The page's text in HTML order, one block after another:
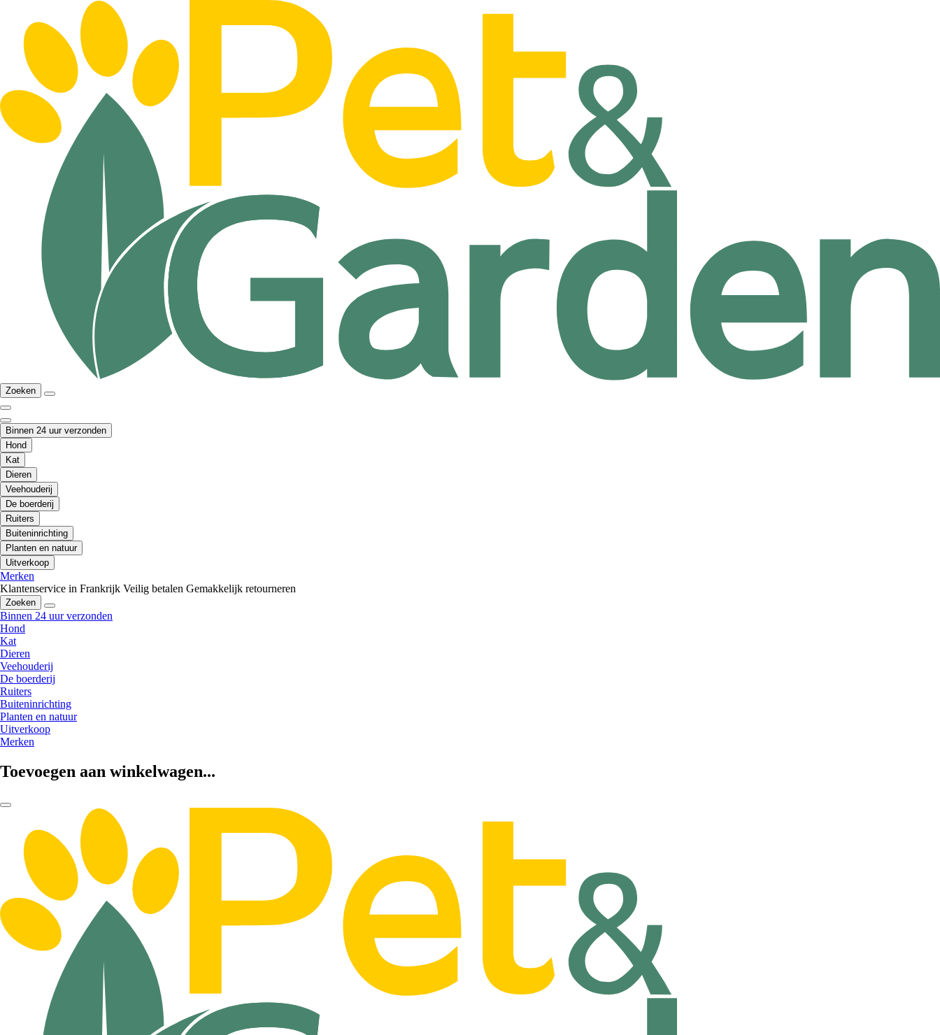
Zoeken
Binnen 24 uur verzonden
Hond
Kat
Dieren
Veehouderij
De boerderij
Ruiters
Buiteninrichting
Planten en natuur
Uitverkoop
Merken
Klantenservice in Frankrijk Veilig betalen Gemakkelijk retourneren
Zoeken
Binnen 24 uur verzonden
Hond
Kat
Dieren
Veehouderij
De boerderij
Ruiters
Buiteninrichting
Planten en natuur
Uitverkoop
Merken
Toevoegen aan winkelwagen...